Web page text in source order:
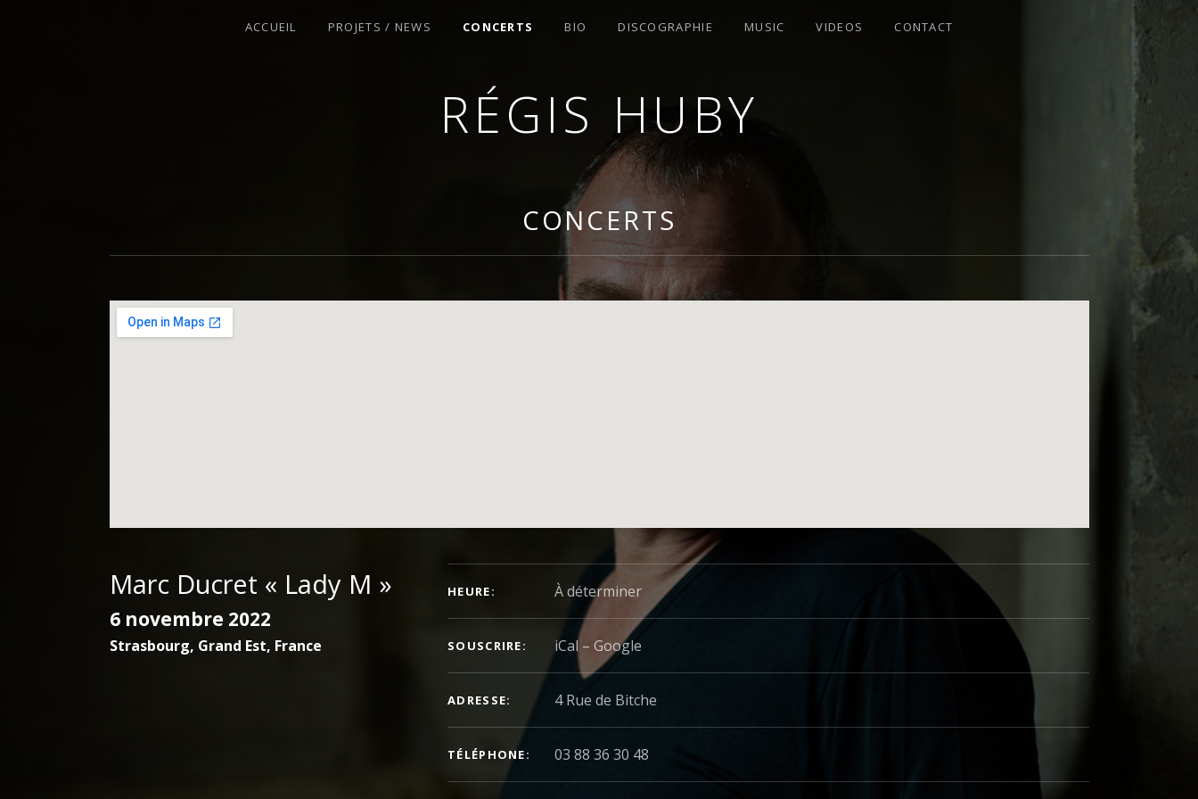
RÉGIS HUBY
ACCUEIL PROJETS / NEWS CONCERTS BIO DISCOGRAPHIE MUSIC VIDEOS CONTACT
CONCERTS
Marc Ducret « Lady M »
6 novembre 2022
Strasbourg, Grand Est, France
DÉTAILS DU CONCERT
HEURE À déterminer
SOUSCRIRE iCal Google
ADRESSE
TÉLÉPHONE 03 88 36 30 48